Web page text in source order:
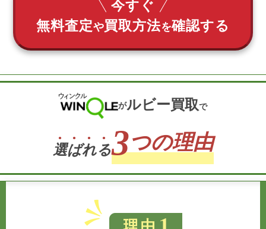
今すぐ
無料査定や買取方法を確認する
がルビー買取で
選ばれる3つの理由